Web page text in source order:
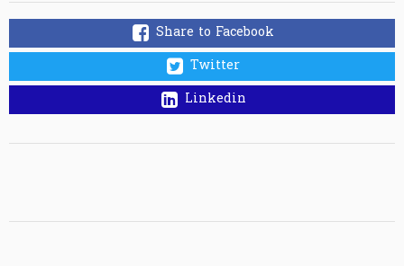
Share to Facebook
Twitter
Linkedin